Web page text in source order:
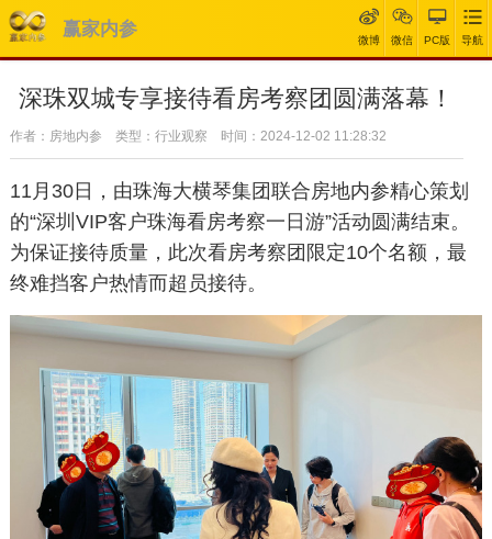
赢家内参
微博 微信 PC版 导航
深珠双城专享接待看房考察团圆满落幕！
作者：房地内参 类型：行业观察 时间：2024-12-02 11:28:32
11月30日，由珠海大横琴集团联合房地内参精心策划
的“深圳VIP客户珠海看房考察一日游”活动圆满结束。
为保证接待质量，此次看房考察团限定10个名额，最
终难挡客户热情而超员接待。